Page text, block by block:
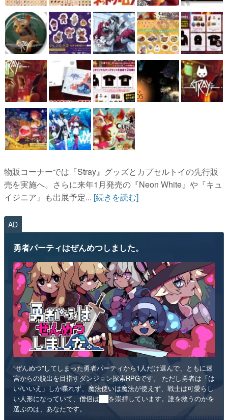
物販コーナーでは『Stray』グッズとカプセルトイの先行販
売を実施へ。さらに来年1月発売の『Neon White』や『キュ
イジニア』も出展予定... [続きを読む]
AD
勇者パーティはぜんめつしました。
“ぜんめつ”してしまった勇者パーティから1人だけ選んで、ともに迷
宮からの脱出を目指すダンジョン探索RPGです。 ただし勇者は「は
い/いいえ」しか喋れず、魔法使いは魔法が使えず、戦士は可愛らし
い人形になっていて、僧侶は██を崇拝しています。誰を救うのかを
選ぶのは、あなたです。